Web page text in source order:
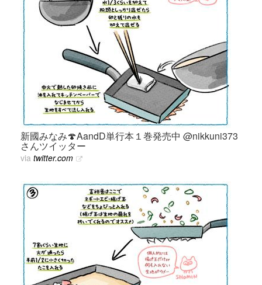
新國みなみ🍄AandD単行本１巻発売中 @nikkuni373
さんツイッター
via twitter.com